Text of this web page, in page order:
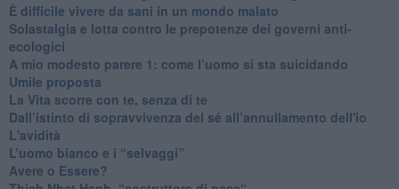
​È difficile vivere da sani in un mondo malato
Solastalgia e lotta contro le prepotenze dei governi anti-
ecologici
​A mio modesto parere 1: come l’uomo si sta suicidando
​Umile proposta
​La Vita scorre con te, senza di te
​Dall’istinto di sopravvivenza del sé all’annullamento dell'io
L'avidità
​L’uomo bianco e i “selvaggi”
​Avere o Essere?